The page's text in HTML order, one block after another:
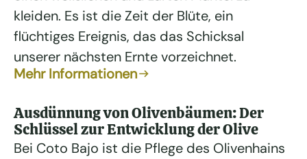
kleiden. Es ist die Zeit der Blüte, ein
flüchtiges Ereignis, das das Schicksal
unserer nächsten Ernte vorzeichnet.
Mehr Informationen
Ausdünnung von Olivenbäumen: Der
Schlüssel zur Entwicklung der Olive
Bei Coto Bajo ist die Pflege des Olivenhains